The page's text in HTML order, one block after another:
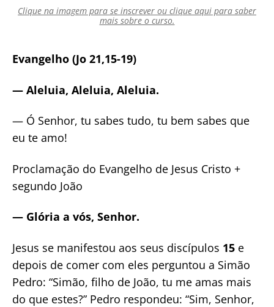
Clique na imagem para se inscrever ou clique aqui para saber
mais sobre o curso.
Evangelho (Jo 21,15-19)
— Aleluia, Aleluia, Aleluia.
— Ó Senhor, tu sabes tudo, tu bem sabes que
eu te amo!
Proclamação do Evangelho de Jesus Cristo +
segundo João
— Glória a vós, Senhor.
Jesus se manifestou aos seus discípulos 15 e
depois de comer com eles perguntou a Simão
Pedro: “Simão, filho de João, tu me amas mais
do que estes?” Pedro respondeu: “Sim, Senhor,